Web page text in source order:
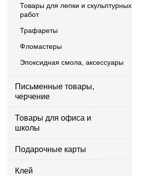
Товары для лепки и скульптурных
работ
Трафареты
Фломастеры
Эпоксидная смола, аксессуары
Письменные товары,
черчение
Товары для офиса и
школы
Подарочные карты
Клей